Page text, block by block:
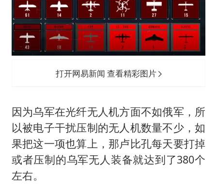
打开网易新闻 查看精彩图片
因为乌军在光纤无人机方面不如俄军，所
以被电子干扰压制的无人机数量不少，如
果把这一项也算上，那卢比孔每天要打掉
或者压制的乌军无人装备就达到了380个
左右。